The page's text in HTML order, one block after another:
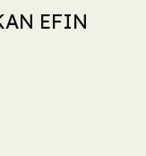
EFIN